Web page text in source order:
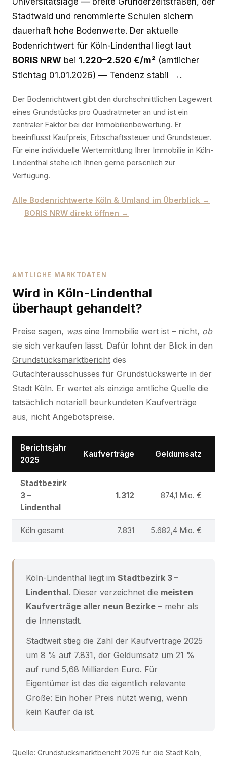
Stadtwald und renommierte Schulen sichern
dauerhaft hohe Bodenwerte. Der aktuelle
Bodenrichtwert für Köln-Lindenthal liegt laut
BORIS NRW bei 1.220–2.520 €/m² (amtlicher
Stichtag 01.01.2026) — Tendenz stabil →.
Der Bodenrichtwert gibt den durchschnittlichen Lagewert
eines Grundstücks pro Quadratmeter an und ist ein
zentraler Faktor bei der Immobilienbewertung. Er
beeinflusst Kaufpreis, Erbschaftssteuer und Grundsteuer.
Für eine individuelle Wertermittlung Ihrer Immobilie in Köln-
Lindenthal stehe ich Ihnen gerne persönlich zur
Verfügung.
Alle Bodenrichtwerte Köln & Umland im Überblick →
BORIS NRW direkt öffnen →
AMTLICHE MARKTDATEN
Wird in Köln-Lindenthal
überhaupt gehandelt?
Preise sagen, waseine Immobilie wert ist – nicht, ob
sie sich verkaufen lässt. Dafür lohnt der Blick in den
Grundstücksmarktbericht des
Gutachterausschusses für Grundstückswerte in der
Stadt Köln. Er wertet als einzige amtliche Quelle die
tatsächlich notariell beurkundeten Kaufverträge
aus, nicht Angebotspreise.
Berichtsjahr
2025
Kaufverträge Geldumsatz
Stadtbezirk
3 –
Lindenthal
1.312 874,1 Mio. €
Köln gesamt 7.831 5.682,4 Mio. €
Köln-Lindenthal liegt im Stadtbezirk 3 –
Lindenthal. Dieser verzeichnet die meisten
Kaufverträge aller neun Bezirke – mehr als
die Innenstadt.
Stadtweit stieg die Zahl der Kaufverträge 2025
um 8 % auf 7.831, der Geldumsatz um 21 %
auf rund 5,68 Milliarden Euro. Für
Eigentümer ist das die eigentlich relevante
Größe: Ein hoher Preis nützt wenig, wenn
kein Käufer da ist.
Quelle: Grundstücksmarktbericht 2026 für die Stadt Köln,